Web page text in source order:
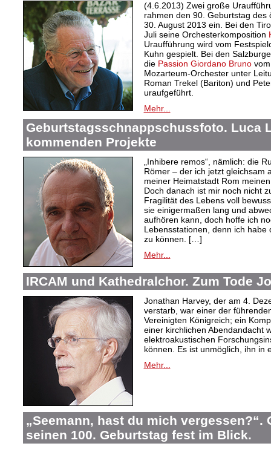
(4.6.2013) Zwei große
rahmen den 90. Geburtstag des
30. August 2013 ein. Bei den
Juli seine Orchesterkomposition
Uraufführung wird vom
Kuhn gespielt. Bei den
die Passion Giordano Brunovom
Mozarteum-Orchester unter
Roman Trekel (Bariton) und
uraufgeführt.
Mehr...
Geburtstagsschnappschussfoto. Luca
kommenden Projekte
„Inhibere remos“, nämlich: die
Römer – der ich jetzt gleichsam
meiner Heimatstadt Rom
Doch danach ist mir noch nicht
Fragilität des Lebens voll
sie einigermaßen lang und
aufhören kann, doch hoffe ich
Lebensstationen, denn ich
zu können. […]
Mehr...
IRCAM und Kathedralchor. Zum Tode
Jonathan Harvey, der am 4.
verstarb, war einer der
Vereinigten Königreich; ein
einer kirchlichen Abendandacht
elektroakustischen
können. Es ist unmöglich, ihn in
Mehr...
„Seemann, hast du mich vergessen?“.
seinen 100. Geburtstag fest im Blick.